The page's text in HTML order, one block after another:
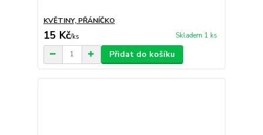
KVĚTINY, PŘÁNÍČKO
15 Kč/ks Skladem 1 ks
Přidat do košíku